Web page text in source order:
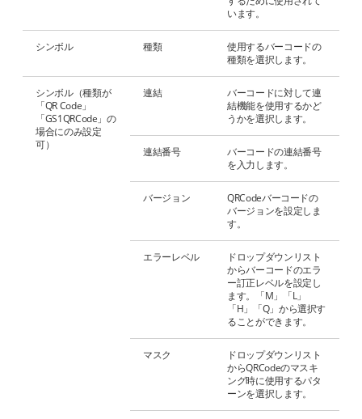
います。
シンボル 種類
使用するバーコードの
種類を選択します。
シンボル（種類が
「QR Code」
「GS1QRCode」の
場合にのみ設定
可）
連結
バーコードに対して連
結機能を使用するかど
うかを選択します。
連結番号
バーコードの連結番号
を入力します。
バージョン
QRCodeバーコードの
バージョンを設定しま
す。
エラーレベル
ドロップダウンリスト
からバーコードのエラ
ー訂正レベルを設定し
ます。「M」「L」
「H」「Q」から選択す
ることができます。
マスク
ドロップダウンリスト
からQRCodeのマスキ
ング時に使用するパタ
ーンを選択します。